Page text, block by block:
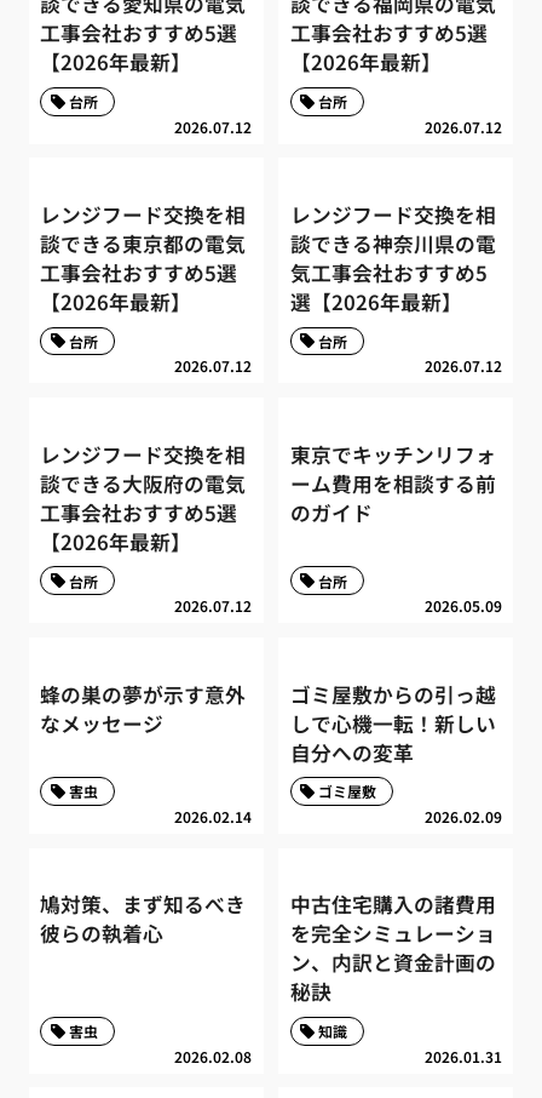
工事会社おすすめ5選
【2026年最新】
2026.07.12
台所
工事会社おすすめ5選
【2026年最新】
2026.07.12
台所
レンジフード交換を相
談できる東京都の電気
工事会社おすすめ5選
【2026年最新】
2026.07.12
台所
レンジフード交換を相
談できる神奈川県の電
気工事会社おすすめ5
選【2026年最新】
2026.07.12
台所
レンジフード交換を相
談できる大阪府の電気
工事会社おすすめ5選
【2026年最新】
2026.07.12
台所
東京でキッチンリフォ
ーム費用を相談する前
のガイド
2026.05.09
台所
蜂の巣の夢が示す意外
なメッセージ
2026.02.14
害虫
ゴミ屋敷からの引っ越
しで心機一転！新しい
自分への変革
2026.02.09
ゴミ屋敷
鳩対策、まず知るべき
彼らの執着心
2026.02.08
害虫
中古住宅購入の諸費用
を完全シミュレーショ
ン、内訳と資金計画の
秘訣
2026.01.31
知識